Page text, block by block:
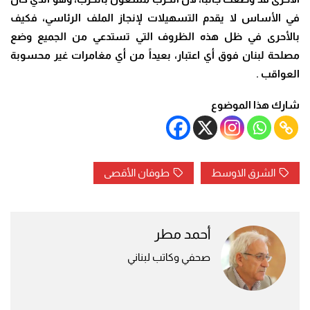
في الأساس لا يقدم التسهيلات لإنجاز الملف الرئاسي، فكيف
بالأحرى في ظل هذه الظروف التي تستدعي من الجميع وضع
مصلحة لبنان فوق أي اعتبار، بعيداً من أي مغامرات غير محسوبة
العواقب .
شارك هذا الموضوع
الشرق الاوسط طوفان الأقصى
أحمد مطر
صحفي وكاتب لبناني